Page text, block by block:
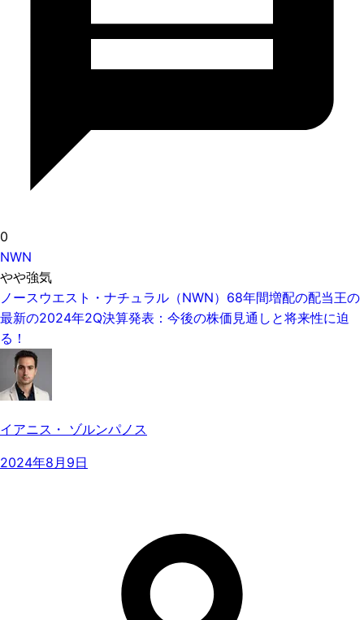
0
NWN
やや強気
ノースウエスト・ナチュラル（NWN）68年間増配の配当王の
最新の2024年2Q決算発表：今後の株価見通しと将来性に迫
る！
イアニス・ ゾルンパノス
2024年8月9日